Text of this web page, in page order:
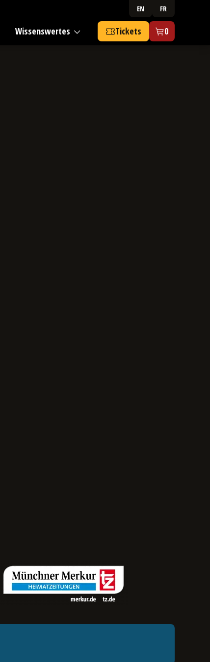
Wissenswertes
EN FR
Tickets 0